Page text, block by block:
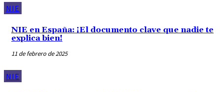
NIE
NIE en España: ¡El documento clave que nadie te
explica bien!
11 de febrero de 2025
NIE